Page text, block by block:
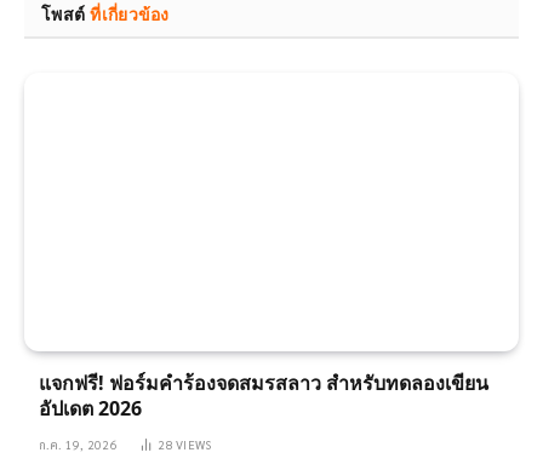
โพสต์ที่เกี่ยวข้อง
แจกฟรี! ฟอร์มคำร้องจดสมรสลาว สำหรับทดลองเขียน
อัปเดต 2026
ก.ค. 19, 2026 28VIEWS